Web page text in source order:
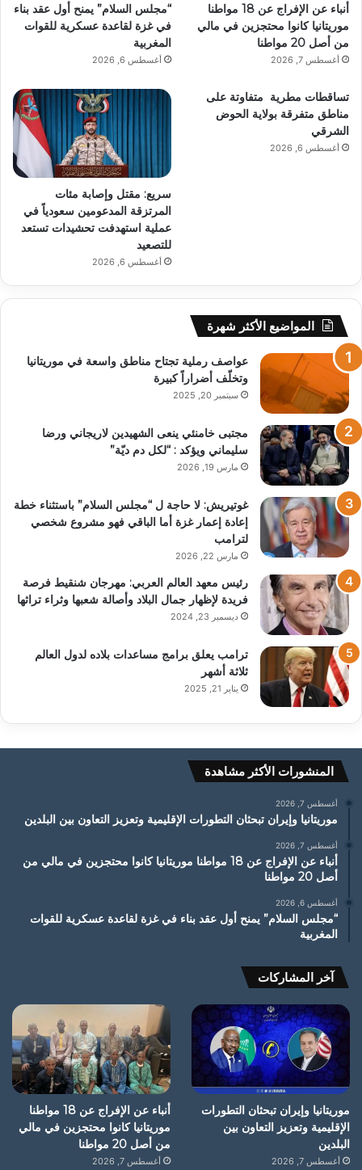
أنباء عن الإفراج عن 18 مواطنا
موريتانيا كانوا محتجزين في مالي
من أصل 20 مواطنا
أغسطس 7, 2026
“مجلس السلام” يمنح أول عقد بناء
في غزة لقاعدة عسكرية للقوات
المغربية
أغسطس 6, 2026
تساقطات مطرية متفاوتة على
مناطق متفرقة بولاية الحوض
الشرقي
أغسطس 6, 2026
سريع: مقتل وإصابة مئات
المرتزقة المدعومين سعودياً في
عملية استهدفت تحشيدات تستعد
للتصعيد
أغسطس 6, 2026
المواضيع الأكثر شهرة
عواصف رملية تجتاح مناطق واسعة في موريتانيا
وتخلّف أضراراً كبيرة
سبتمبر 20, 2025
مجتبى خامنئي ينعى الشهيدين لاريجاني ورضا
سليماني ويؤكد : “لكل دم ديّة”
مارس 19, 2026
غوتيريش: لا حاجة ل “مجلس السلام” باستثناء خطة
إعادة إعمار غزة أما الباقي فهو مشروع شخصي
لترامب
مارس 22, 2026
رئيس معهد العالم العربي: مهرجان شنقيط فرصة
فريدة لإظهار جمال البلاد وأصالة شعبها وثراء تراثها
ديسمبر 23, 2024
ترامب يعلق برامج مساعدات بلاده لدول العالم
ثلاثة أشهر
يناير 21, 2025
المنشورات الأكثر مشاهدة
أغسطس 7, 2026
موريتانيا وإيران تبحثان التطورات الإقليمية وتعزيز التعاون بين البلدين
أغسطس 7, 2026
أنباء عن الإفراج عن 18 مواطنا موريتانيا كانوا محتجزين في مالي من
أصل 20 مواطنا
أغسطس 6, 2026
“مجلس السلام” يمنح أول عقد بناء في غزة لقاعدة عسكرية للقوات
المغربية
آخر المشاركات
موريتانيا وإيران تبحثان التطورات
الإقليمية وتعزيز التعاون بين
البلدين
أغسطس 7, 2026
أنباء عن الإفراج عن 18 مواطنا
موريتانيا كانوا محتجزين في مالي
من أصل 20 مواطنا
أغسطس 7, 2026